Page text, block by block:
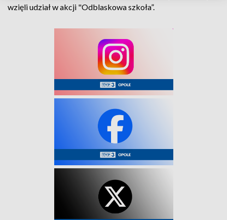
wzięli udział w akcji "Odblaskowa szkoła”.